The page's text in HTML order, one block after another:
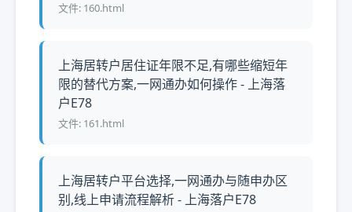
文件: 160.html
上海居转户居住证年限不足,有哪些缩短年
限的替代方案,一网通办如何操作 - 上海落
户E78
文件: 161.html
上海居转户平台选择,一网通办与随申办区
别,线上申请流程解析 - 上海落户E78